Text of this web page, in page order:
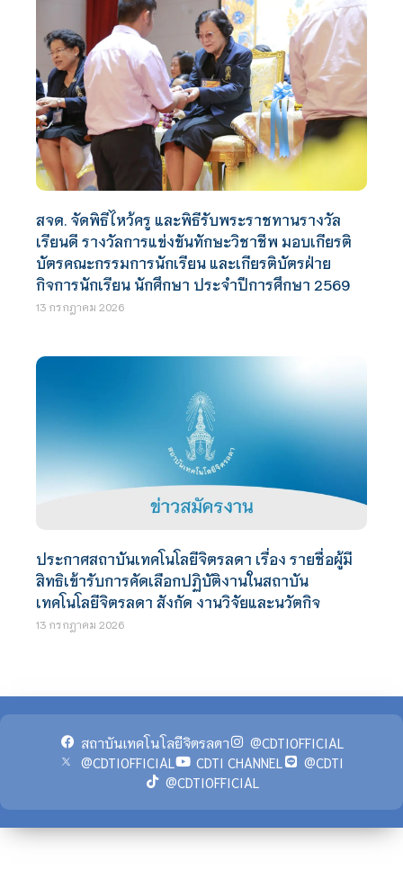
สจด. จัดพิธีไหว้ครู และพิธีรับพระราชทานรางวัล
เรียนดี รางวัลการแข่งขันทักษะวิชาชีพ มอบเกียรติ
บัตรคณะกรรมการนักเรียน และเกียรติบัตรฝ่าย
กิจการนักเรียน นักศึกษา ประจำปีการศึกษา 2569
13 กรกฎาคม 2026
ประกาศสถาบันเทคโนโลยีจิตรลดา เรื่อง รายชื่อผู้มี
สิทธิเข้ารับการคัดเลือกปฏิบัติงานในสถาบัน
เทคโนโลยีจิตรลดา สังกัด งานวิจัยและนวัตกิจ
13 กรกฎาคม 2026
สถาบันเทคโนโลยีจิตรลดา
@CDTIOFFICIAL
@CDTIOFFICIAL
CDTI CHANNEL
@CDTI
@CDTIOFFICIAL